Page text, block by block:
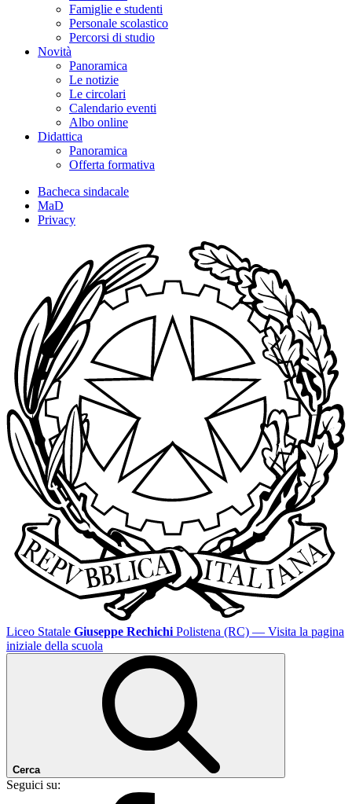
Famiglie e studenti
Personale scolastico
Percorsi di studio
Novità
Panoramica
Le notizie
Le circolari
Calendario eventi
Albo online
Didattica
Panoramica
Offerta formativa
Bacheca sindacale
MaD
Privacy
Liceo Statale Giuseppe Rechichi Polistena (RC) — Visita la pagina
iniziale della scuola
Cerca
Seguici su: